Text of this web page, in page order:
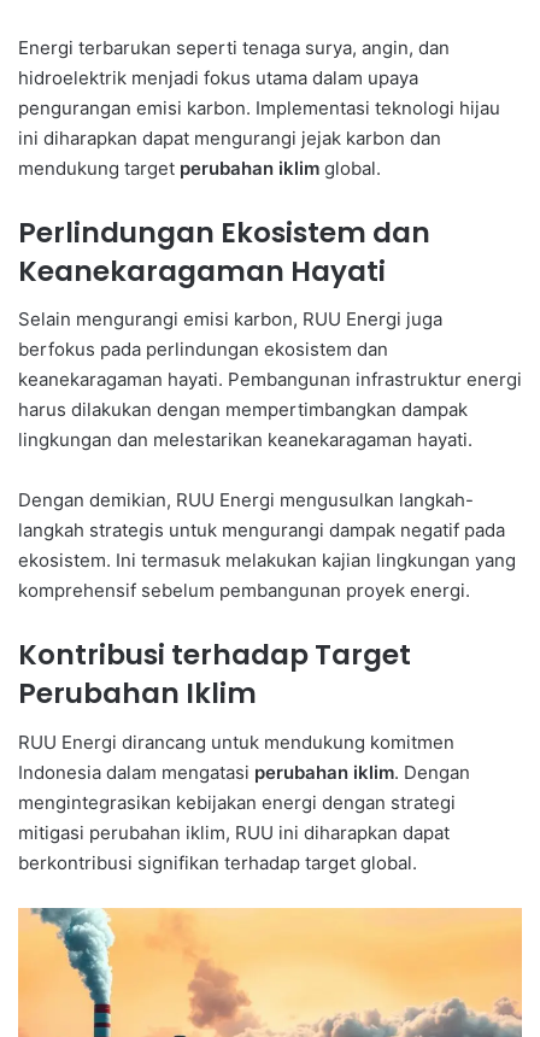
Energi terbarukan seperti tenaga surya, angin, dan
hidroelektrik menjadi fokus utama dalam upaya
pengurangan emisi karbon. Implementasi teknologi hijau
ini diharapkan dapat mengurangi jejak karbon dan
mendukung target perubahan iklim global.
Perlindungan Ekosistem dan
Keanekaragaman Hayati
Selain mengurangi emisi karbon, RUU Energi juga
berfokus pada perlindungan ekosistem dan
keanekaragaman hayati. Pembangunan infrastruktur energi
harus dilakukan dengan mempertimbangkan dampak
lingkungan dan melestarikan keanekaragaman hayati.
Dengan demikian, RUU Energi mengusulkan langkah-
langkah strategis untuk mengurangi dampak negatif pada
ekosistem. Ini termasuk melakukan kajian lingkungan yang
komprehensif sebelum pembangunan proyek energi.
Kontribusi terhadap Target
Perubahan Iklim
RUU Energi dirancang untuk mendukung komitmen
Indonesia dalam mengatasi perubahan iklim. Dengan
mengintegrasikan kebijakan energi dengan strategi
mitigasi perubahan iklim, RUU ini diharapkan dapat
berkontribusi signifikan terhadap target global.